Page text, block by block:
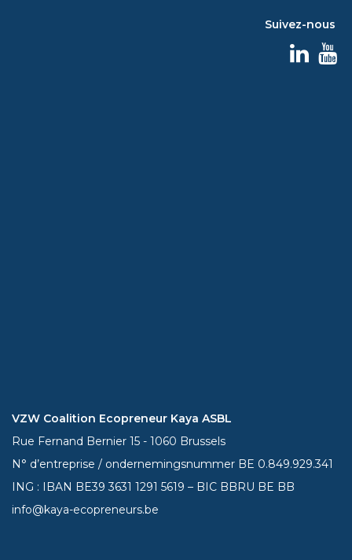
Suivez-nous
VZW Coalition Ecopreneur Kaya ASBL
Rue Fernand Bernier 15 - 1060 Brussels
N° d’entreprise / ondernemingsnummer BE 0.849.929.341
ING : IBAN BE393631 1291 5619 – BIC BBRU BE BB
info@kaya-ecopreneurs.be